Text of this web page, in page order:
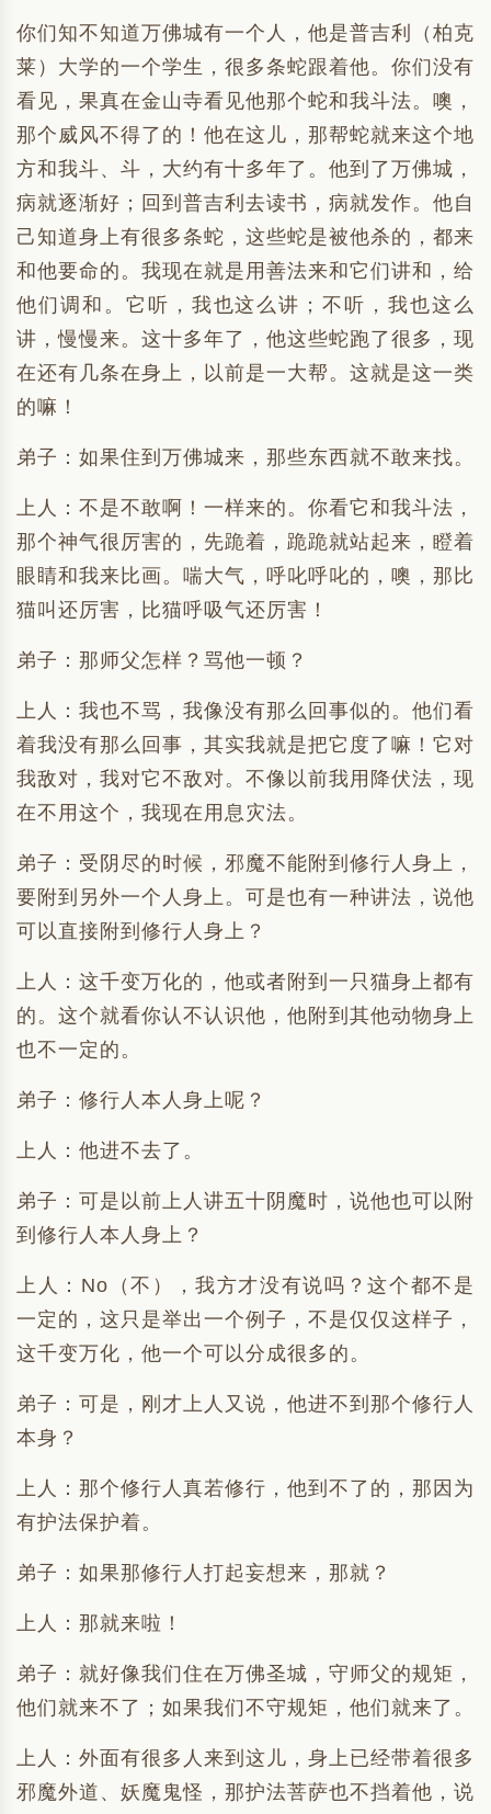
你们知不知道万佛城有一个人，他是普吉利（柏克
莱）大学的一个学生，很多条蛇跟着他。你们没有
看见，果真在金山寺看见他那个蛇和我斗法。噢，
那个威风不得了的！他在这儿，那帮蛇就来这个地
方和我斗、斗，大约有十多年了。他到了万佛城，
病就逐渐好；回到普吉利去读书，病就发作。他自
己知道身上有很多条蛇，这些蛇是被他杀的，都来
和他要命的。我现在就是用善法来和它们讲和，给
他们调和。它听，我也这么讲；不听，我也这么
讲，慢慢来。这十多年了，他这些蛇跑了很多，现
在还有几条在身上，以前是一大帮。这就是这一类
的嘛！
弟子：如果住到万佛城来，那些东西就不敢来找。
上人：不是不敢啊！一样来的。你看它和我斗法，
那个神气很厉害的，先跪着，跪跪就站起来，瞪着
眼睛和我来比画。喘大气，呼叱呼叱的，噢，那比
猫叫还厉害，比猫呼吸气还厉害！
弟子：那师父怎样？骂他一顿？
上人：我也不骂，我像没有那么回事似的。他们看
着我没有那么回事，其实我就是把它度了嘛！它对
我敌对，我对它不敌对。不像以前我用降伏法，现
在不用这个，我现在用息灾法。
弟子：受阴尽的时候，邪魔不能附到修行人身上，
要附到另外一个人身上。可是也有一种讲法，说他
可以直接附到修行人身上？
上人：这千变万化的，他或者附到一只猫身上都有
的。这个就看你认不认识他，他附到其他动物身上
也不一定的。
弟子：修行人本人身上呢？
上人：他进不去了。
弟子：可是以前上人讲五十阴魔时，说他也可以附
到修行人本人身上？
上人：No（不），我方才没有说吗？这个都不是
一定的，这只是举出一个例子，不是仅仅这样子，
这千变万化，他一个可以分成很多的。
弟子：可是，刚才上人又说，他进不到那个修行人
本身？
上人：那个修行人真若修行，他到不了的，那因为
有护法保护着。
弟子：如果那修行人打起妄想来，那就？
上人：那就来啦！
弟子：就好像我们住在万佛圣城，守师父的规矩，
他们就来不了；如果我们不守规矩，他们就来了。
上人：外面有很多人来到这儿，身上已经带着很多
邪魔外道、妖魔鬼怪，那护法菩萨也不挡着他，说